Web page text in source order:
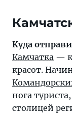
Куда
Камчатка —
красот.
нога
столицей